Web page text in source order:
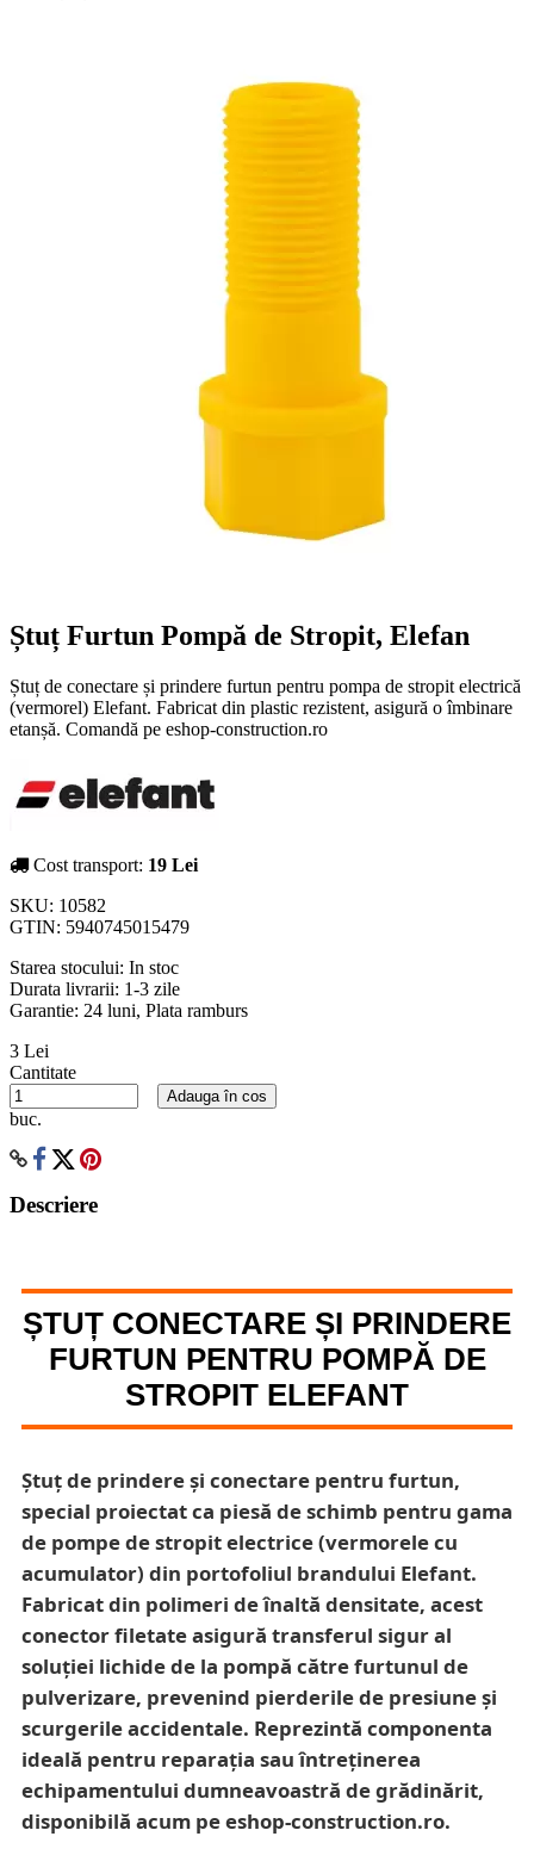
Ștuț Furtun Pompă de Stropit, Elefan
Ștuț de conectare și prindere furtun pentru pompa de stropit electrică
(vermorel) Elefant. Fabricat din plastic rezistent, asigură o îmbinare
etanșă. Comandă pe eshop-construction.ro
Cost transport: 19 Lei
SKU: 10582
GTIN: 5940745015479
Starea stocului: In stoc
Durata livrarii: 1-3 zile
Garantie: 24 luni, Plata ramburs
3 Lei
Cantitate
buc.
Adauga în cos
Descriere
ȘTUȚ CONECTARE ȘI PRINDERE
FURTUN PENTRU POMPĂ DE
STROPIT ELEFANT
Ștuț de prindere și conectare pentru furtun,
special proiectat ca piesă de schimb pentru gama
de pompe de stropit electrice (vermorele cu
acumulator) din portofoliul brandului Elefant.
Fabricat din polimeri de înaltă densitate, acest
conector filetate asigură transferul sigur al
soluției lichide de la pompă către furtunul de
pulverizare, prevenind pierderile de presiune și
scurgerile accidentale. Reprezintă componenta
ideală pentru reparația sau întreținerea
echipamentului dumneavoastră de grădinărit,
disponibilă acum pe eshop-construction.ro.